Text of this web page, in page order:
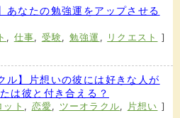
あなたの勉強運をアップさせる
, 仕事, 受験, 勉強運 , リクエスト ]
ル】片想いの彼には好きな人が
は彼と付き合える？
ット , 恋愛, ツーオラクル, 片想い ]